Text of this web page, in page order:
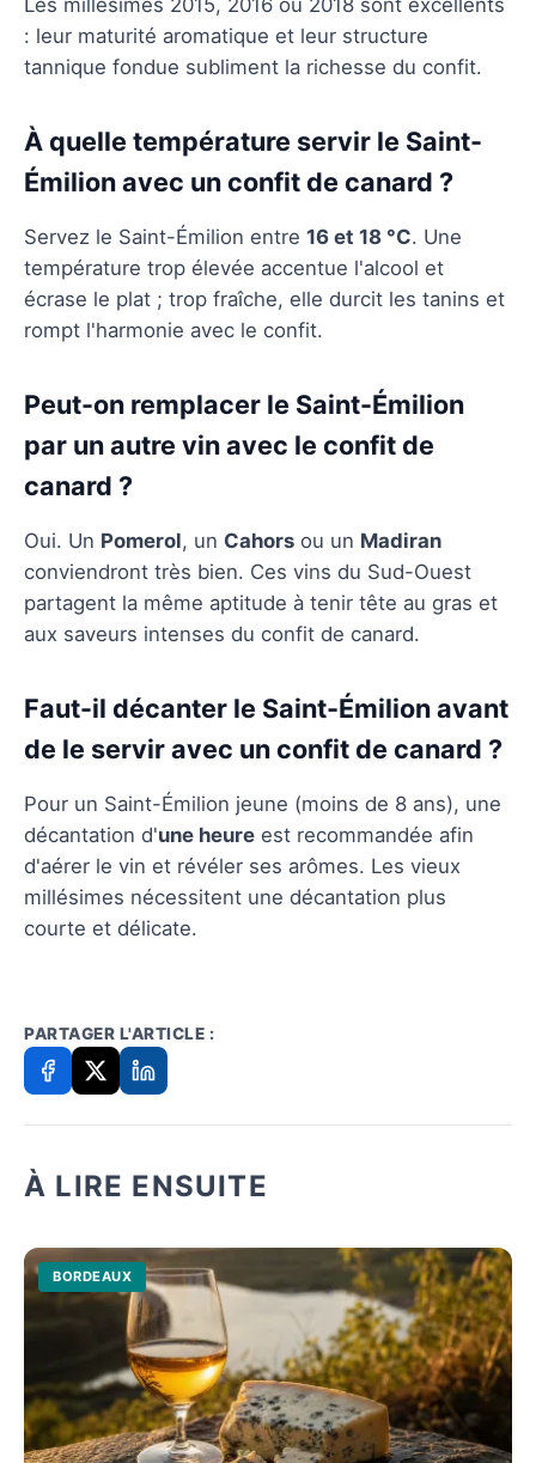
: leur maturité aromatique et leur structure
tannique fondue subliment la richesse du confit.
À quelle température servir le Saint-
Émilion avec un confit de canard ?
Servez le Saint-Émilion entre 16 et 18 °C. Une
température trop élevée accentue l'alcool et
écrase le plat ; trop fraîche, elle durcit les tanins et
rompt l'harmonie avec le confit.
Peut-on remplacer le Saint-Émilion
par un autre vin avec le confit de
canard ?
Oui. Un Pomerol, un Cahors ou un Madiran
conviendront très bien. Ces vins du Sud-Ouest
partagent la même aptitude à tenir tête au gras et
aux saveurs intenses du confit de canard.
Faut-il décanter le Saint-Émilion avant
de le servir avec un confit de canard ?
Pour un Saint-Émilion jeune (moins de 8 ans), une
décantation d'une heure est recommandée afin
d'aérer le vin et révéler ses arômes. Les vieux
millésimes nécessitent une décantation plus
courte et délicate.
PARTAGER L'ARTICLE :
À LIRE ENSUITE
BORDEAUX